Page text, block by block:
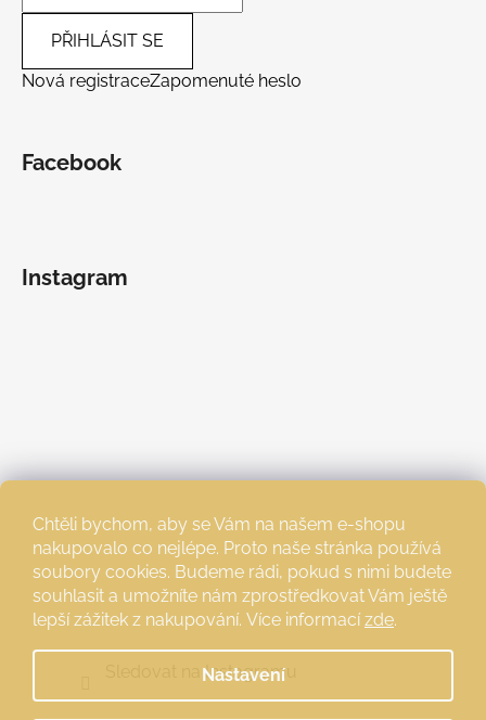
Chtěli bychom, aby se Vám na našem e-shopu
nakupovalo co nejlépe. Proto naše stránka používá
soubory cookies. Budeme rádi, pokud s nimi budete
souhlasit a umožníte nám zprostředkovat Vám ještě
lepší zážitek z nakupování. Více informací zde.
Nastavení
PŘIHLÁSIT SE
Nová registraceZapomenuté heslo
Facebook
Instagram
Sledovat na Instagramu